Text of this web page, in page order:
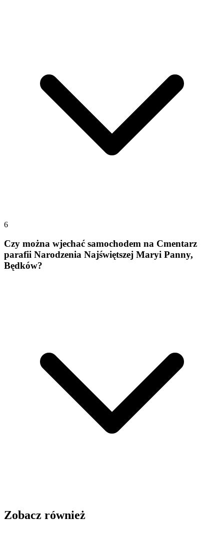
6
Czy można wjechać samochodem na Cmentarz
parafii Narodzenia Najświętszej Maryi Panny,
Będków?
Zobacz również